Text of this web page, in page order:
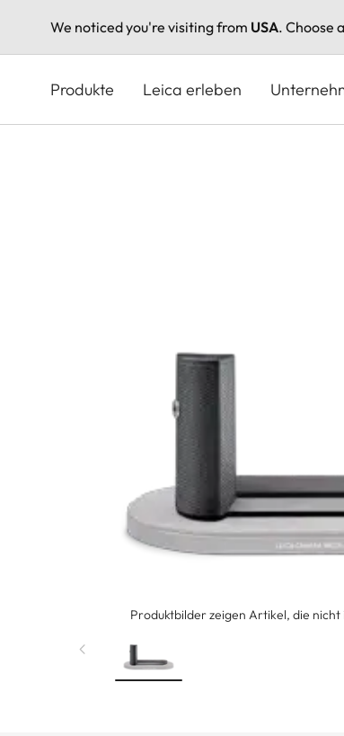
We noticed you're visiting from USA. Choose
Produkte Leica erleben
Produktbilder zeigen Artikel, die